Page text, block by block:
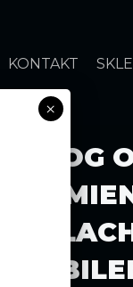
KONTAKT
BLOG
×